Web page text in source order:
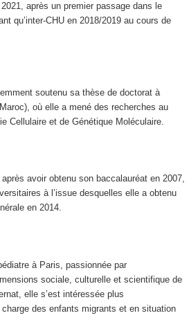
après un premier passage dans le
qu’inter-CHU en 2018/2019 au cours de
soutenu sa thèse de doctorat à
où elle a mené des recherches au
Cellulaire et de Génétique Moléculaire.
après avoir obtenu son baccalauréat en 2007,
à l’issue desquelles elle a obtenu
en 2014.
à Paris, passionnée par
sociale, culturelle et scientifique de
elle s’est intéressée plus
des enfants migrants et en situation